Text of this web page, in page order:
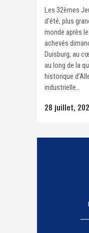
Les 32èmes
d’été, plus
monde après
achevés
Duisburg, au
au long de la
historique
industrielle...
28 juillet,